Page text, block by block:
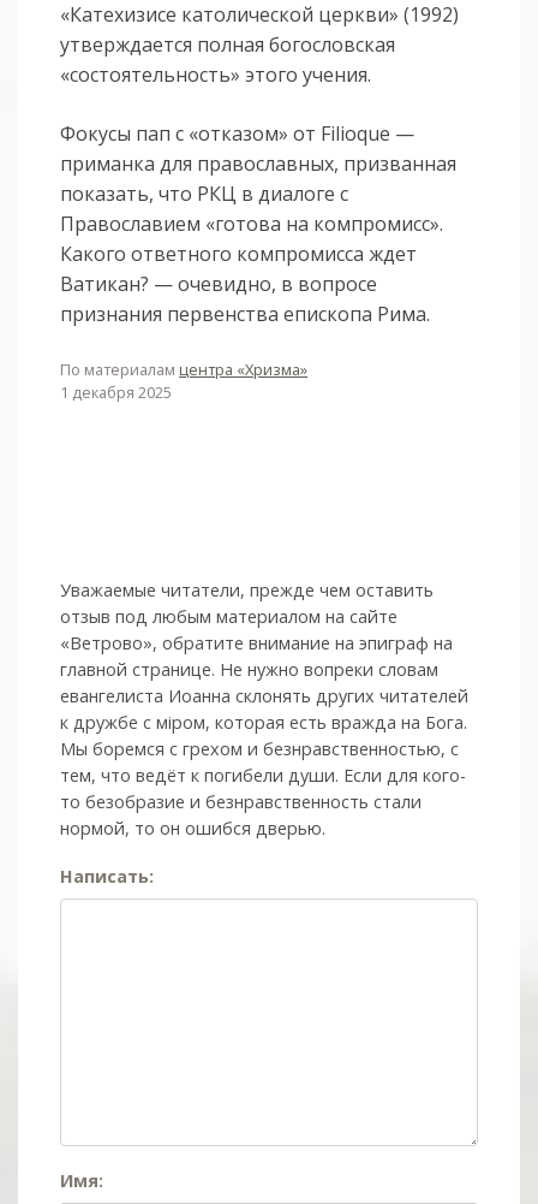
«Катехизисе католической церкви» (1992)
утверждается полная богословская
«состоятельность» этого учения.
Фокусы пап с «отказом» от Filioque —
приманка для православных, призванная
показать, что РКЦ в диалоге с
Православием «готова на компромисс».
Какого ответного компромисса ждет
Ватикан? — очевидно, в вопросе
признания первенства епископа Рима.
По материалам центра «Хризма»
1 декабря 2025
Уважаемые читатели, прежде чем оставить
отзыв под любым материалом на сайте
«Ветрово», обратите внимание на эпиграф на
главной странице. Не нужно вопреки словам
евангелиста Иоанна склонять других читателей
к дружбе с мiром, которая есть вражда на Бога.
Мы боремся с грехом и без­нрав­ствен­ностью, с
тем, что ведёт к погибели души. Если для кого-
то безобразие и безнравственность стали
нормой, то он ошибся дверью.
Написать:
Имя: